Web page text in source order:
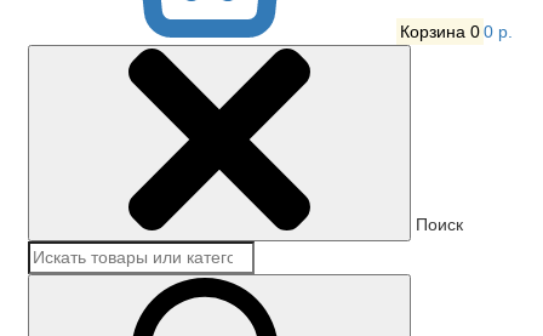
Корзина 00 р.
Поиск